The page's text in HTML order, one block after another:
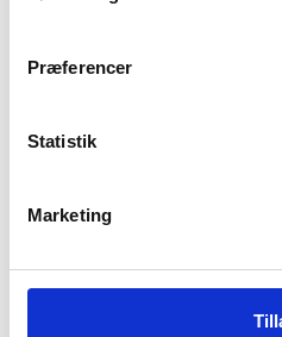
Præferencer
Statistik
Marketing
Mathias Vinsten Munk
12.30 -